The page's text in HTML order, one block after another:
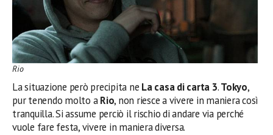
Rio
La situazione però precipita ne La casa di carta 3.Tokyo,
pur tenendo molto aRio, non riesce a vivere in maniera così
tranquilla. Si assume perciò il rischio di andare via perché
vuole fare festa, vivere in maniera diversa.